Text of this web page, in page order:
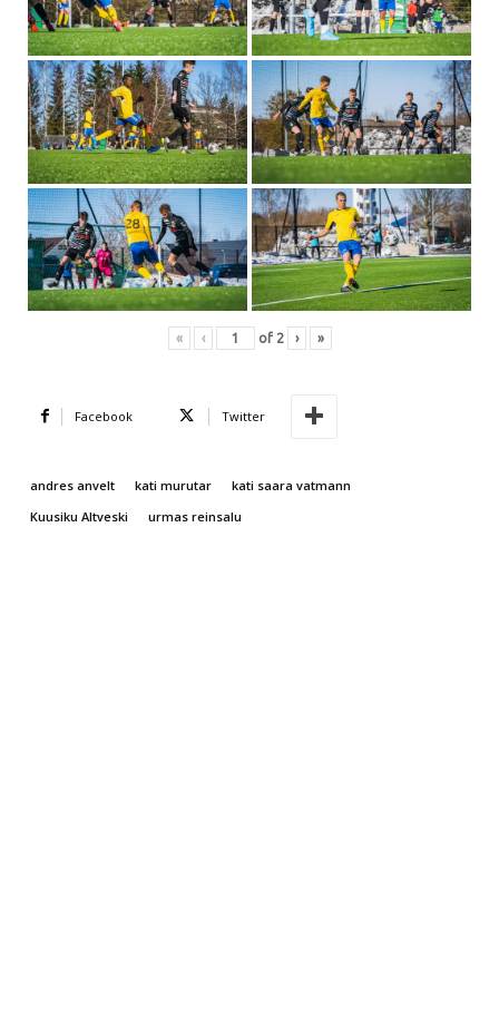
« ‹ of 2 › »
Facebook Twitter
andres anvelt kati murutar
kati saara vatmann
Kuusiku Altveski
urmas reinsalu